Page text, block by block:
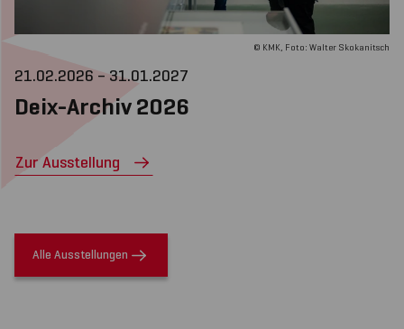
© KMK, Foto: Walter Skokanitsch
21.02.2026 – 31.01.2027
Deix-Archiv 2026
Zur Ausstellung
Alle Ausstellungen